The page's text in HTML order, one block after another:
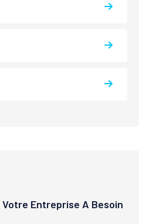
Entreprise A Besoin